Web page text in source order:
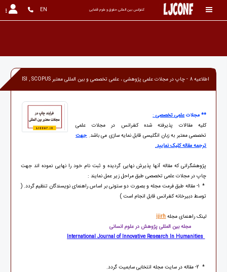
کنفرانس بین المللی حقوق و علوم قضایی EN
اطلاعیه 8 - چاپ در مجلات علمی پژوهشی ، علمی تخصصی و بین المللی معتبر ISI , SCOPUS
**مجلاتعلمی تخصصی:
کلیه مقالات پذیرفته شده کنفرانس در مجلات علمی
تخصصی معتبر به زبان انگلیسی قابل نمایه سازی می باشد.جهت
ترجمه مقاله کلیک نمایید.
پژوهشگرانی که مقاله آنها پذیرش نهایی گردیده و ثبت نام خود را نهایی نموده اند جهت
چاپ در مجلات علمی تخصصی طبق مراحل زیر عمل نمایند :
* 1- مقاله طبق فرمت مجله و بصورت دو ستونی بر اساس راهنمای نویسندگان تنظیم گردد. (
توسط دبیرخانه کنفرانس قابل انجام است )
لینک راهنمای مجلهijirh
مجله بین المللی پژوهش در علوم انسانی
International Journal of Innovative Research In Humanities
* 2- مقاله در سایت مجله انتخابی سابمیت گردد.